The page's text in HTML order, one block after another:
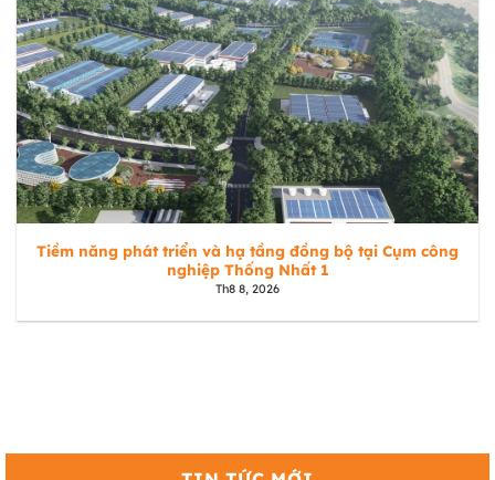
Tiềm năng phát triển và hạ tầng đồng bộ tại Cụm công
nghiệp Thống Nhất 1
Th8 8, 2026